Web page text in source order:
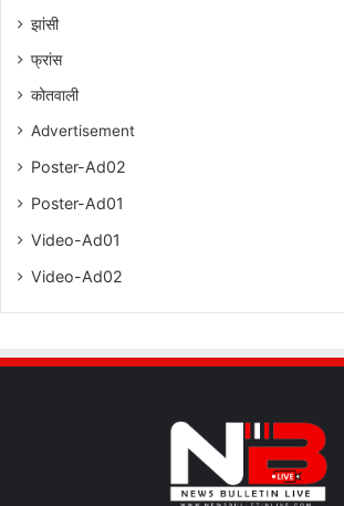
झांसी
फ्रांस
कोतवाली
Advertisement
Poster-Ad02
Poster-Ad01
Video-Ad01
Video-Ad02